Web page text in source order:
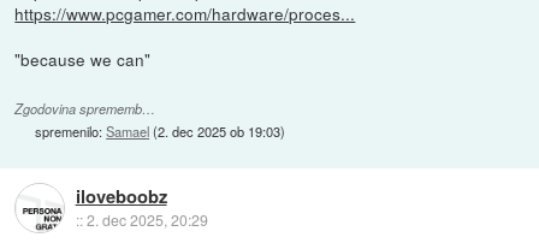
https://www.pcgamer.com/hardware/proces...
"because we can"
Zgodovina sprememb…
spremenilo:Samael(2. dec 2025 ob 19:03)
iloveboobz
::2. dec 2025, 20:29